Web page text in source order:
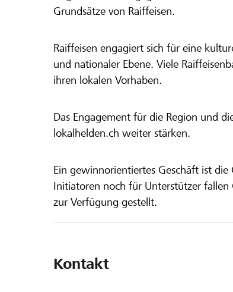
Grundsätze von Raiffeisen.
Raiffeisen engagiert sich für eine
und nationaler Ebene. Viele
ihren lokalen Vorhaben.
Das Engagement für die Region und
lokalhelden.ch weiter stärken.
Ein gewinnorientiertes Geschäft ist
Initiatoren noch für Unterstützer
zur Verfügung gestellt.
Kontakt